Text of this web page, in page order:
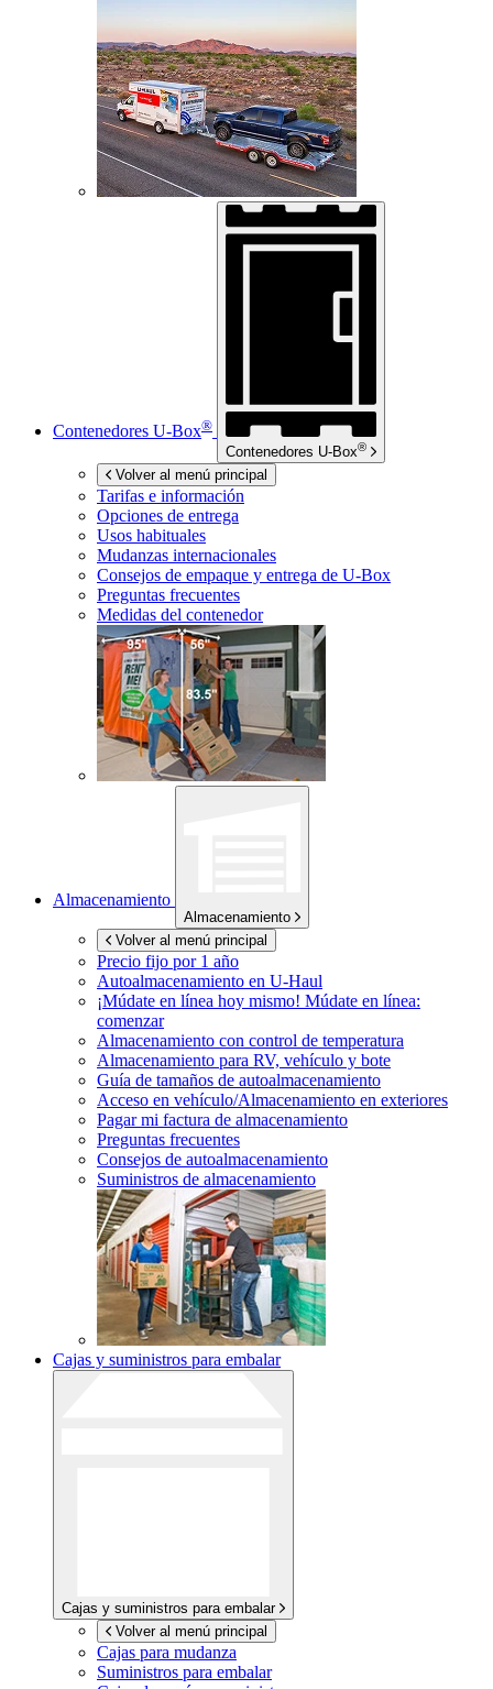
Contenedores U-Box®
Contenedores U-Box®
Volver al menú principal
Tarifas e información
Opciones de entrega
Usos habituales
Mudanzas internacionales
Consejos de empaque y entrega de U-Box
Preguntas frecuentes
Medidas del contenedor
Almacenamiento
Almacenamiento
Volver al menú principal
Precio fijo por 1 año
Autoalmacenamiento en U-Haul
¡Múdate en línea hoy mismo! Múdate en línea:
comenzar
Almacenamiento con control de temperatura
Almacenamiento para RV, vehículo y bote
Guía de tamaños de autoalmacenamiento
Acceso en vehículo/Almacenamiento en exteriores
Pagar mi factura de almacenamiento
Preguntas frecuentes
Consejos de autoalmacenamiento
Suministros de almacenamiento
Cajas y suministros para embalar
Cajas y suministros para embalar
Volver al menú principal
Cajas para mudanza
Suministros para embalar